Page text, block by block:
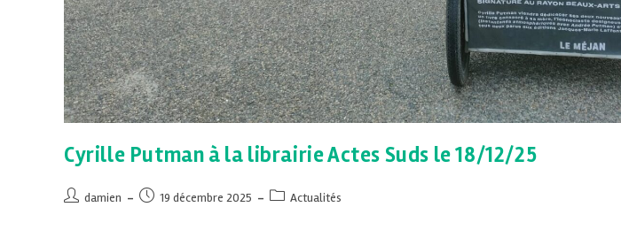
Cyrille Putman à la librairie Actes Suds le 18/12/25
damien 19 décembre 2025 Actualités